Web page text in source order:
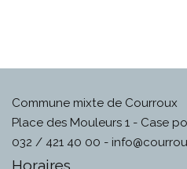
Commune mixte de Courroux
Place des Mouleurs 1 - Case
032 / 421 40 00 -
Horaires